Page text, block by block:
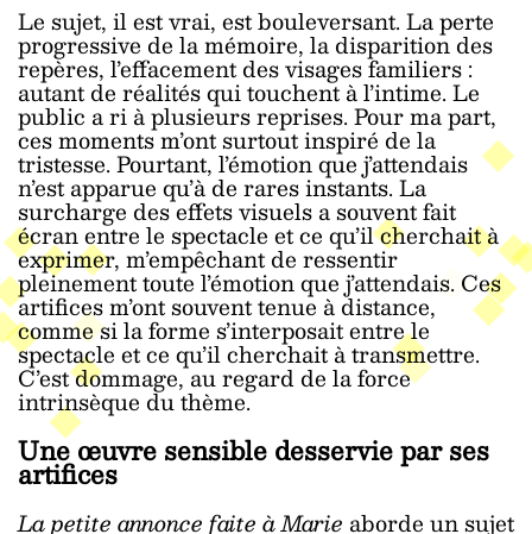
Le sujet, il est vrai, est bouleversant. La perte
progressive de la mémoire, la disparition des
repères, l’effacement des visages familiers :
autant de réalités qui touchent à l’intime. Le
public a ri à plusieurs reprises. Pour ma part,
ces moments m’ont surtout inspiré de la
tristesse. Pourtant, l’émotion que j’attendais
n’est apparue qu’à de rares instants. La
surcharge des effets visuels a souvent fait
écran entre le spectacle et ce qu’il cherchait à
exprimer, m’empêchant de ressentir
pleinement toute l’émotion que j’attendais. Ces
artifices m’ont souvent tenue à distance,
comme si la forme s’interposait entre le
spectacle et ce qu’il cherchait à transmettre.
C’est dommage, au regard de la force
intrinsèque du thème.
Une œuvre sensible desservie par ses
artifices
La petite annonce faite à Marie aborde un sujet